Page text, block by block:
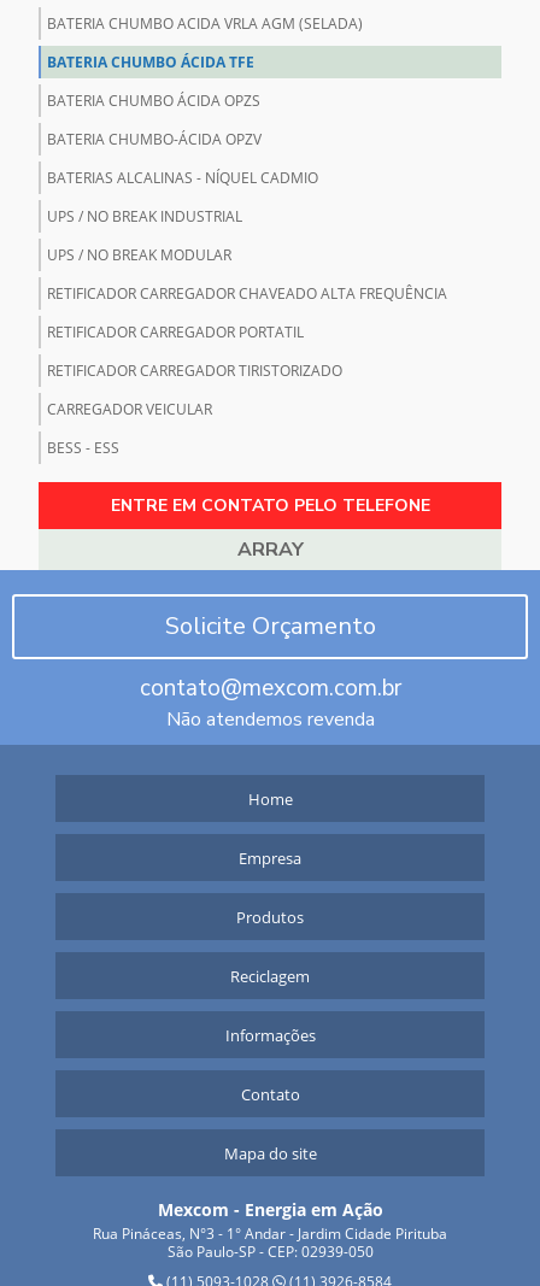
BATERIA CHUMBO ACIDA VRLA AGM (SELADA)
BATERIA CHUMBO ÁCIDA TFE
BATERIA CHUMBO ÁCIDA OPZS
BATERIA CHUMBO-ÁCIDA OPZV
BATERIAS ALCALINAS - NÍQUEL CADMIO
UPS / NO BREAK INDUSTRIAL
UPS / NO BREAK MODULAR
RETIFICADOR CARREGADOR CHAVEADO ALTA FREQUÊNCIA
RETIFICADOR CARREGADOR PORTATIL
RETIFICADOR CARREGADOR TIRISTORIZADO
CARREGADOR VEICULAR
BESS - ESS
ENTRE EM CONTATO PELO TELEFONE
ARRAY
Solicite Orçamento
contato@mexcom.com.br
Não atendemos revenda
Home
Empresa
Produtos
Reciclagem
Informações
Contato
Mapa do site
Mexcom - Energia em Ação
Rua Pináceas, N°3 - 1° Andar - Jardim Cidade Pirituba
São Paulo-SP - CEP: 02939-050
(11) 5093-1028
(11) 3926-8584